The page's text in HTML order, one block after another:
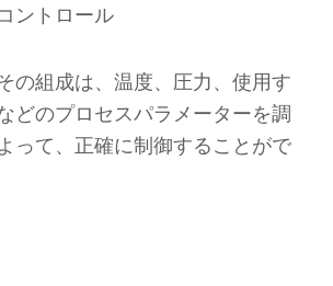
ントロール
の組成は、温度、圧力、使用す
どのプロセスパラメーターを調
って、正確に制御することがで